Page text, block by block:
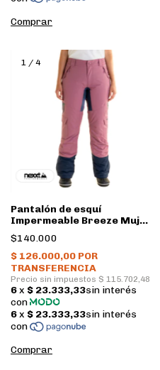
Comprar
1 / 4
Pantalón de esquí
Impermeable Breeze Mujer
• Mauve • Nexxt
$140.000
Comprar